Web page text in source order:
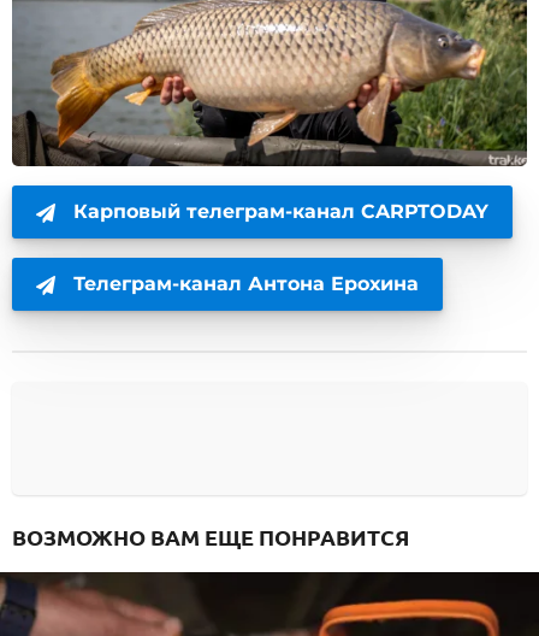
Карповый телеграм-канал CARPTODAY
Телеграм-канал Антона Ерохина
ВОЗМОЖНО ВАМ ЕЩЕ ПОНРАВИТСЯ